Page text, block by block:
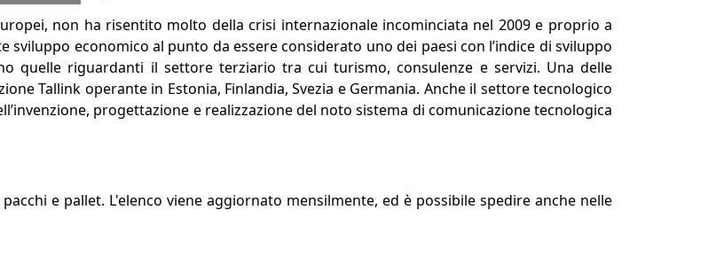
non ha risentito molto della crisi internazionale incominciata nel 2009 e proprio a
economico al punto da essere considerato uno dei paesi con l’indice di sviluppo
quelle riguardanti il settore terziario tra cui turismo, consulenze e servizi. Una delle
Tallink operante in Estonia, Finlandia, Svezia e Germania. Anche il settore tecnologico
progettazione e realizzazione del noto sistema di comunicazione tecnologica
e pallet. L'elenco viene aggiornato mensilmente, ed è possibile spedire anche nelle